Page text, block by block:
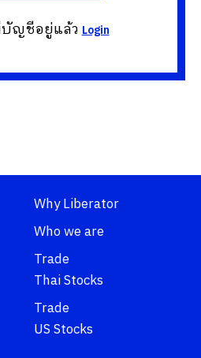
ญชีอยู่แล้วLogin
Why Liberator
Who we are
Trade
Thai Stocks
Trade
US Stocks